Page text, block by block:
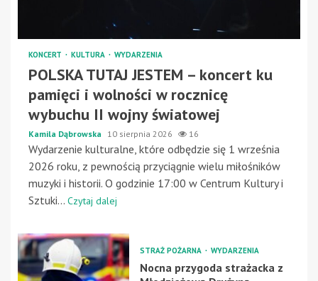
KONCERT KULTURA WYDARZENIA
POLSKA TUTAJ JESTEM – koncert ku
pamięci i wolności w rocznicę
wybuchu II wojny światowej
Kamila Dąbrowska 10 sierpnia 2026 16
Wydarzenie kulturalne, które odbędzie się 1 września
2026 roku, z pewnością przyciągnie wielu miłośników
muzyki i historii. O godzinie 17:00 w Centrum Kultury i
Sztuki... Czytaj dalej
STRAŻ POŻARNA WYDARZENIA
Nocna przygoda strażacka z